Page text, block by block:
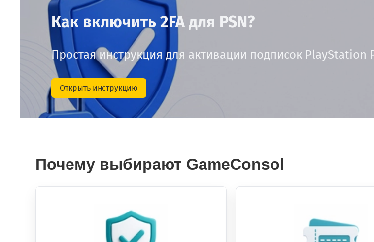
Как включить 2FA для PSN?
Простая инструкция для активации подписок
Открыть инструкцию
Почему выбирают GameConsol